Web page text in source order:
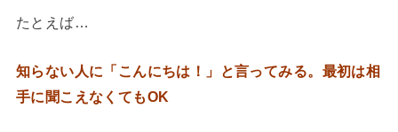
たとえば…
知らない人に「こんにちは！」と言ってみる。最初は相
手に聞こえなくてもOK